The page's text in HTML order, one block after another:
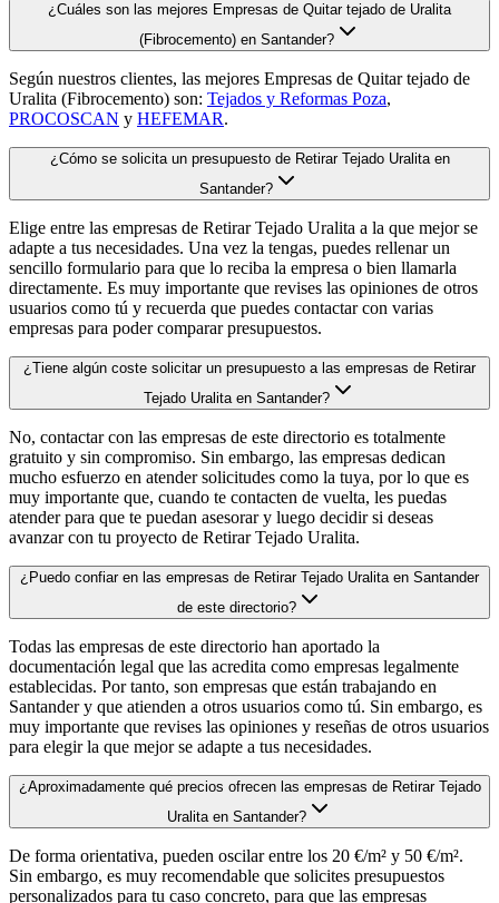
¿Cuáles son las mejores Empresas de Quitar tejado de Uralita
(Fibrocemento) en Santander?
Según nuestros clientes, las mejores Empresas de Quitar tejado de
Uralita (Fibrocemento) son: Tejados y Reformas Poza,
PROCOSCAN y HEFEMAR.
¿Cómo se solicita un presupuesto de Retirar Tejado Uralita en
Santander?
Elige entre las empresas de Retirar Tejado Uralita a la que mejor se
adapte a tus necesidades. Una vez la tengas, puedes rellenar un
sencillo formulario para que lo reciba la empresa o bien llamarla
directamente. Es muy importante que revises las opiniones de otros
usuarios como tú y recuerda que puedes contactar con varias
empresas para poder comparar presupuestos.
¿Tiene algún coste solicitar un presupuesto a las empresas de Retirar
Tejado Uralita en Santander?
No, contactar con las empresas de este directorio es totalmente
gratuito y sin compromiso. Sin embargo, las empresas dedican
mucho esfuerzo en atender solicitudes como la tuya, por lo que es
muy importante que, cuando te contacten de vuelta, les puedas
atender para que te puedan asesorar y luego decidir si deseas
avanzar con tu proyecto de Retirar Tejado Uralita.
¿Puedo confiar en las empresas de Retirar Tejado Uralita en Santander
de este directorio?
Todas las empresas de este directorio han aportado la
documentación legal que las acredita como empresas legalmente
establecidas. Por tanto, son empresas que están trabajando en
Santander y que atienden a otros usuarios como tú. Sin embargo, es
muy importante que revises las opiniones y reseñas de otros usuarios
para elegir la que mejor se adapte a tus necesidades.
¿Aproximadamente qué precios ofrecen las empresas de Retirar Tejado
Uralita en Santander?
De forma orientativa, pueden oscilar entre los 20 €/m² y 50 €/m².
Sin embargo, es muy recomendable que solicites presupuestos
personalizados para tu caso concreto, para que las empresas